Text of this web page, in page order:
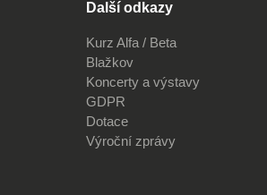
Další odkazy
Kurz Alfa / Beta
Blažkov
Koncerty a výstavy
GDPR
Dotace
Výroční zprávy